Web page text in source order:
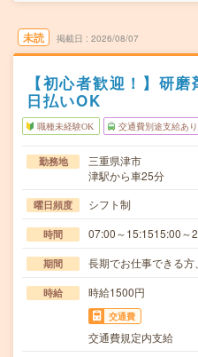
未読 掲載日 2026/08/07
【初心者歓迎！】研
日払いOK
職種未経験OK 交通費別途支給あり
勤務地
三重県津市
津駅から車25分
曜日頻度 シフト制
時間 07:00～15:1515:00～
期間 長期でお仕事できる方
時給 時給1500円
交通費
交通費規定内支給